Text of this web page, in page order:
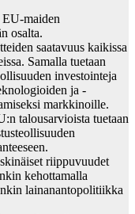
EU-maiden
osalta.
saatavuus kaikissa
Samalla tuetaan
investointeja
ja -
markkinoille.
talousarvioista tuetaan
riippuvuudet
kehottamalla
lainanantopolitiikka